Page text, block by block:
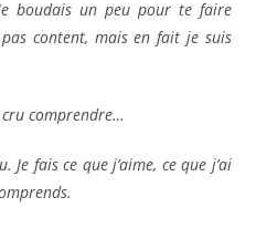
boudais un peu pour te faire
content, mais en fait je suis
cru comprendre…
Je fais ce que j’aime, ce que j’ai